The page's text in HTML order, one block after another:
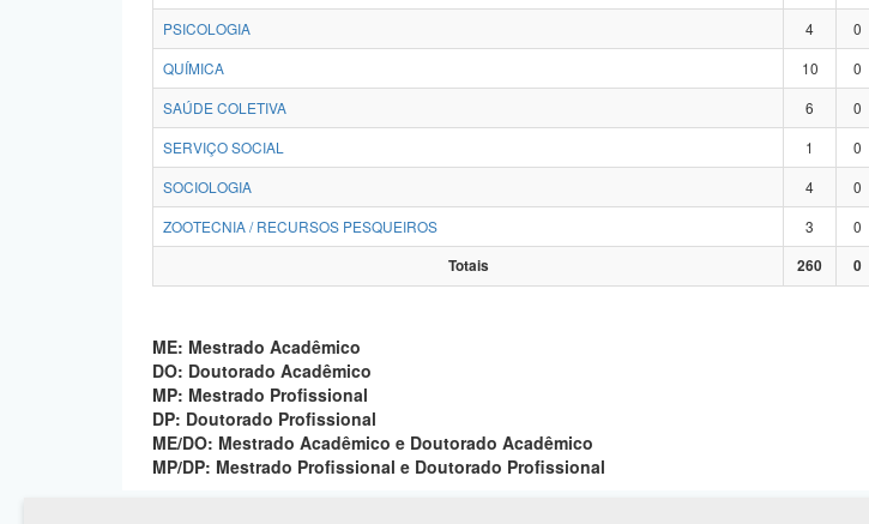
PSICOLOGIA
4 0
QUÍMICA
10 0
SAÚDE COLETIVA
6 0
SERVIÇO SOCIAL
1 0
SOCIOLOGIA
4 0
ZOOTECNIA / RECURSOS PESQUEIROS
3 0
Totais
260 0
ME: Mestrado Acadêmico
DO: Doutorado Acadêmico
MP: Mestrado Profissional
DP: Doutorado Profissional
ME/DO: Mestrado Acadêmico e Doutorado Acadêmico
MP/DP: Mestrado Profissional e Doutorado Profissional